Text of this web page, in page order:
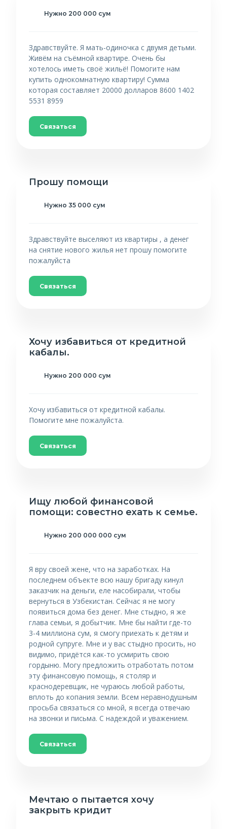
Нужно 200 000 сум
Здравствуйте. Я мать-одиночка с двумя детьми.
Живём на съёмной квартире. Очень бы
хотелось иметь своё жильё! Помогите нам
купить однокомнатную квартиру! Сумма
которая составляет 20000 долларов 8600 1402
5531 8959
Связаться
Прошу помощи
Нужно 35 000 сум
Здравствуйте выселяют из квартиры , а денег
на снятие нового жилья нет прошу помогите
пожалуйста
Связаться
Хочу избавиться от кредитной
кабалы.
Нужно 200 000 сум
Хочу избавиться от кредитной кабалы.
Помогите мне пожалуйста.
Связаться
Ищу любой финансовой
помощи: совестно ехать к семье.
Нужно 200 000 000 сум
Я вру своей жене, что на заработках. На
последнем объекте всю нашу бригаду кинул
заказчик на деньги, еле насобирали, чтобы
вернуться в Узбекистан. Сейчас я не могу
появиться дома без денег. Мне стыдно, я же
глава семьи, я добытчик. Мне бы найти где-то
3-4 миллиона сум, я смогу приехать к детям и
родной супруге. Мне и у вас стыдно просить, но
видимо, придётся как-то усмирить свою
гордыню. Могу предложить отработать потом
эту финансовую помощь, я столяр и
краснодеревщик, не чураюсь любой работы,
вплоть до копания земли. Всем неравнодушным
просьба связаться со мной, я всегда отвечаю
на звонки и письма. С надеждой и уважением.
Связаться
Мечтаю о пытается хочу
закрыть кридит